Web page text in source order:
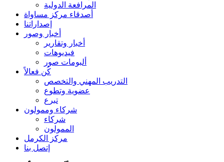
المرافعة الدولية
أصدقاء مركز مساواة
إصداراتنا
أخبار وصور
أخبار وتقارير
فيديوهات
ألبومات صور
كُن فعالاً
التدريب المهني والتخصص
عضوية وتطوع
تبرع
شركاء وممولون
شركاء
الممولون
مركز الكرمل
إتصل بنا